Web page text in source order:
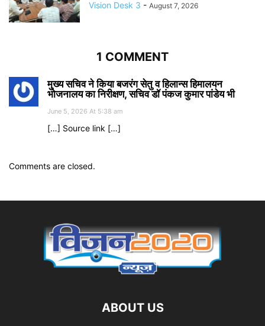
Vision Desk 3 - August 7, 2026
1 COMMENT
मुख्य सचिव ने किया बजरंग सेतु व हिलान्स हिमालयन
भोजनालय का निरीक्षण, सचिव डॉ पंकज कुमार पांडेय भी
June 5, 2026 At 5:38 am
[…] Source link […]
Comments are closed.
ABOUT US